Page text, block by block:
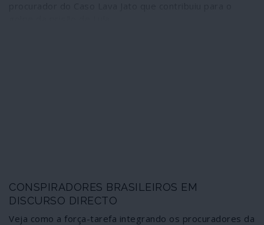
CONSPIRADORES BRASILEIROS EM
DISCURSO DIRECTO
Veja como a força-tarefa integrando os procuradores da